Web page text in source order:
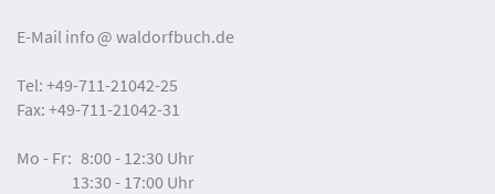
E-Mail info waldorfbuch.de
Tel: +49-711-21042-25
Fax: +49-711-21042-31
Mo - Fr: 8:00 - 12:30 Uhr
13:30 - 17:00 Uhr